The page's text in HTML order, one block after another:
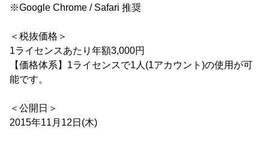
※Google Chrome / Safari 推奨
＜税抜価格＞
1ライセンスあたり年額3,000円
【価格体系】1ライセンスで1人(1アカウント)の使用が可
能です。
＜公開日＞
2015年11月12日(木)